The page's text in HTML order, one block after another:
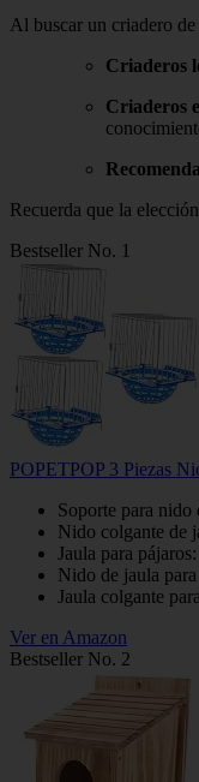
Al buscar un criadero
Criaderos
Criaderos
Recuerda que la
Bestseller No. 1
POPETPOP 3 Piezas
Soporte para nido
Nido colgante de
Jaula para
Nido de jaula
Jaula colgante
Ver en Amazon
Bestseller No. 2